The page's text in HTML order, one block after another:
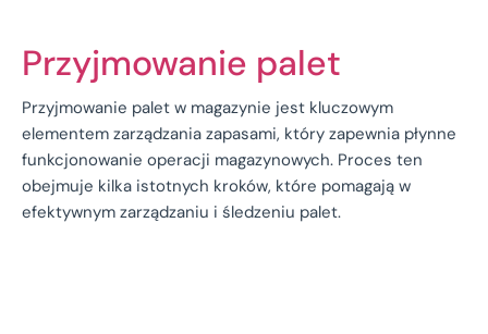
Przyjmowanie palet
Przyjmowanie palet w magazynie jest kluczowym
elementem zarządzania zapasami, który zapewnia płynne
funkcjonowanie operacji magazynowych. Proces ten
obejmuje kilka istotnych kroków, które pomagają w
efektywnym zarządzaniu i śledzeniu palet.